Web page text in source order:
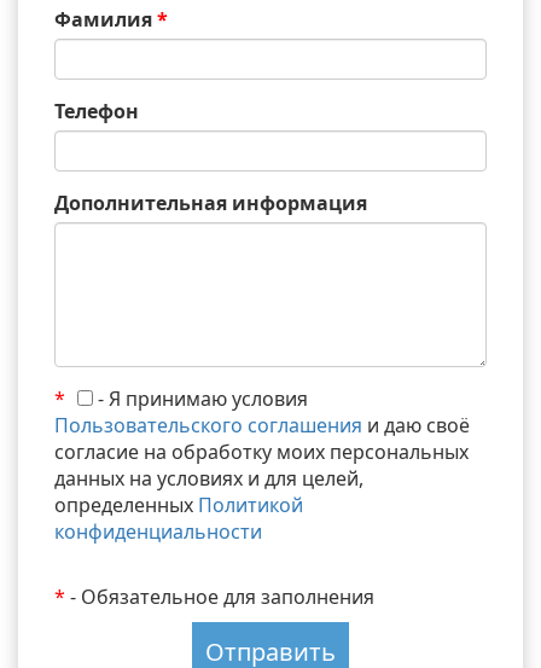
Фамилия*
Телефон
Дополнительная информация
*
- Я принимаю условия
Пользовательского соглашения и даю своё
согласие на обработку моих персональных
данных на условиях и для целей,
определенных Политикой
конфиденциальности
* - Обязательное для заполнения